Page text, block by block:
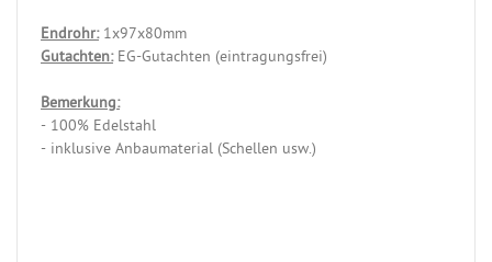
Endrohr:1x97x80mm
Gutachten:EG-Gutachten (eintragungsfrei)
Bemerkung:
- 100% Edelstahl
- inklusive Anbaumaterial (Schellen usw.)